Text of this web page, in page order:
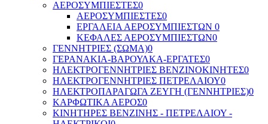
ΑΕΡΟΣΥΜΠΙΕΣΤΕΣ0
ΑΕΡΟΣΥΜΠΙΕΣΤΕΣ0
ΕΡΓΑΛΕΙΑ ΑΕΡΟΣΥΜΠΙΕΣΤΩΝ 0
ΚΕΦΑΛΕΣ ΑΕΡΟΣΥΜΠΙΕΣΤΩΝ0
ΓΕΝΝΗΤΡΙΕΣ (ΣΩΜΑ)0
ΓΕΡΑΝΑΚΙΑ-ΒΑΡΟΥΛΚΑ-ΕΡΓΑΤΕΣ0
ΗΛΕΚΤΡΟΓΕΝΝΗΤΡΙΕΣ ΒΕΝΖΙΝΟΚΙΝΗΤΕΣ0
ΗΛΕΚΤΡΟΓΕΝΝΗΤΡΙΕΣ ΠΕΤΡΕΛΑΙΟΥ0
ΗΛΕΚΤΡΟΠΑΡΑΓΩΓΑ ΖΕΥΓΗ (ΓΕΝΝΗΤΡΙΕΣ)0
ΚΑΡΦΩΤΙΚΑ ΑΕΡΟΣ0
ΚΙΝΗΤΗΡΕΣ ΒΕΝΖΙΝΗΣ - ΠΕΤΡΕΛΑΙΟΥ -